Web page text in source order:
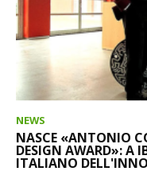
NEWS
NASCE «ANTONIO
DESIGN AWARD»: A
ITALIANO